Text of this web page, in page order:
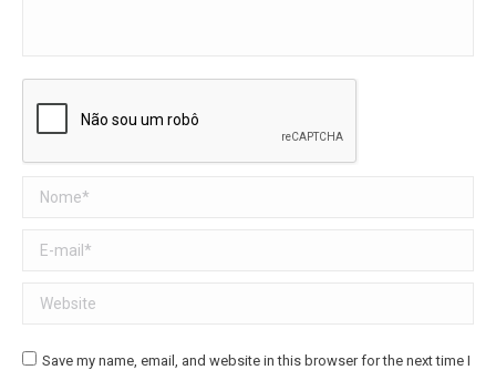
Nome *
E-mail *
Website
Save my name, email, and website in this browser for the next time I